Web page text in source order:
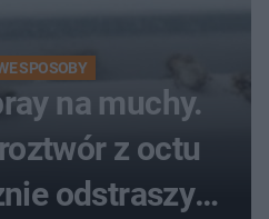
SPOSOBY
na muchy.
z octu
odstraszy